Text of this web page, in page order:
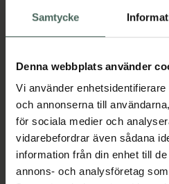
Samtycke
Denna webbplats använder
Vi använder
och annonserna till
för sociala medier och
vidarebefordrar även sådana
information från din enhet till
annons- och analysföretag
Skyddar effektivt håret
säkerställer att
Jämförpris 1 kr /ml
EAN:06417150007850
Kategorier:
HårvårdStyling